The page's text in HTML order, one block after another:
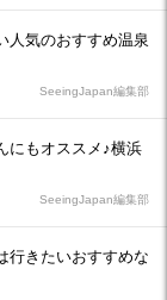
人気のおすすめ温泉
SeeingJapan編集部
にもオススメ♪横浜
SeeingJapan編集部
行きたいおすすめな